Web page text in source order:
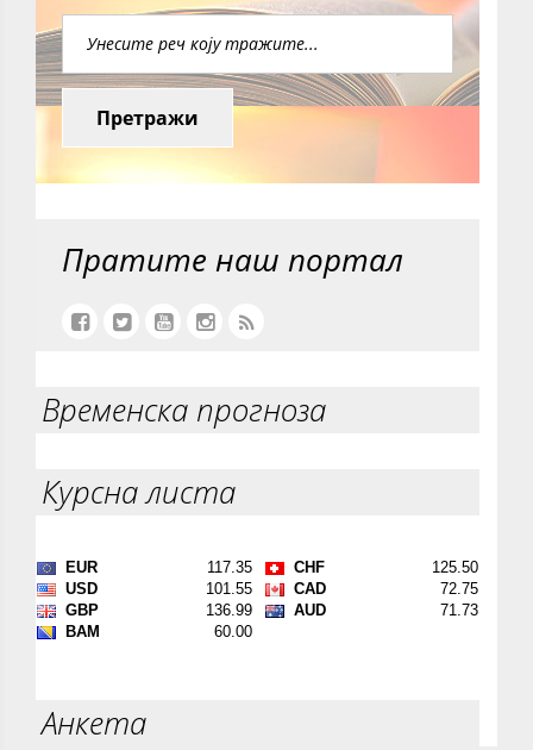
Претражи
Пратите наш портал
Временска прогноза
Курсна листа
Анкета